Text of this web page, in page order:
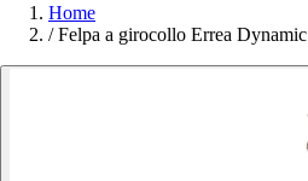
Home
/ Felpa a girocollo Errea Dynamic